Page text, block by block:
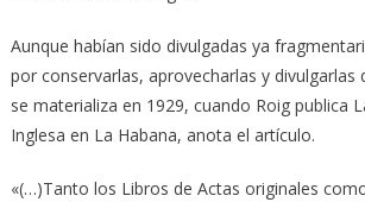
Aunque habían sido divulgadas ya
por conservarlas, aprovecharlas y divulgarlas
se materializa en 1929, cuando Roig publica
Inglesa en La Habana, anota el artículo.
«(…)Tanto los Libros de Actas originales